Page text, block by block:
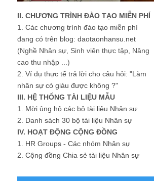
II. CHƯƠNG TRÌNH ĐÀO TẠO MIỄN PHÍ
1. Các chương trình đào tạo miễn phí
đang có trên blog: daotaonhansu.net
(Nghề Nhân sự, Sinh viên thực tập, Nâng
cao thu nhập ...)
2. Ví dụ thực tế trả lời cho câu hỏi: "Làm
nhân sự có giàu được không ?"
III. HỆ THỐNG TÀI LIỆU MẪU
1. Mời ủng hộ các bộ tài liệu Nhân sự
2. Danh sách 30 bộ tài liệu Nhân sự
IV. HOẠT ĐỘNG CỘNG ĐỒNG
1. HR Groups - Các nhóm Nhân sự
2. Cộng đồng Chia sẻ tài liệu Nhân sự